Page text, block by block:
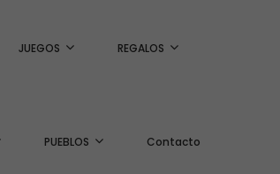
JUEGOS REGALOS
PUEBLOS Contacto